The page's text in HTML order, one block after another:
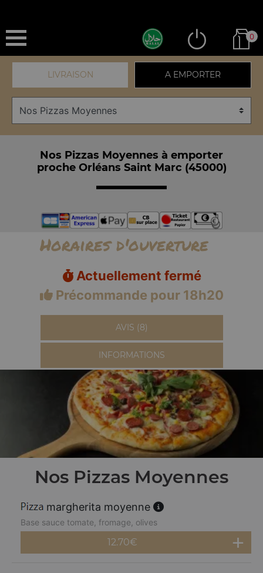
0
LIVRAISON A EMPORTER
Nos Pizzas Moyennes à emporter
proche Orléans Saint Marc (45000)
Horaires d'ouverture
Actuellement fermé
Précommande pour 18h20
AVIS (8)
INFORMATIONS
Nos Pizzas Moyennes
margherita moyenne
Base sauce tomate, fromage, olives
12.70€